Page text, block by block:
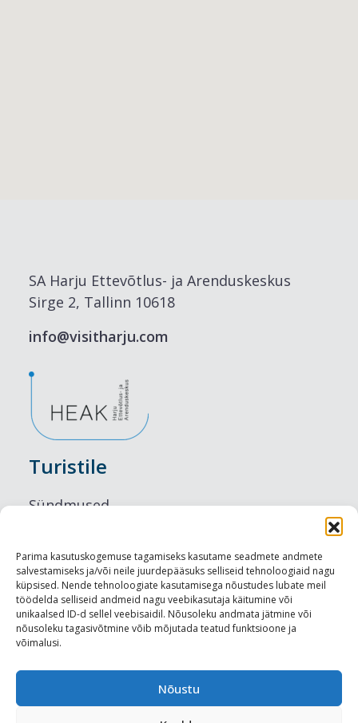
Parima kasutuskogemuse tagamiseks kasutame seadmete andmete
salvestamiseks ja/või neile juurdepääsuks selliseid tehnoloogiaid nagu
küpsised. Nende tehnoloogiate kasutamisega nõustudes lubate meil
töödelda selliseid andmeid nagu veebikasutaja käitumine või
unikaalsed ID-d sellel veebisaidil. Nõusoleku andmata jätmine või
nõusoleku tagasivõtmine võib mõjutada teatud funktsioone ja
võimalusi.
Nõustu
SA Harju Ettevõtlus- ja Arenduskeskus
Sirge 2, Tallinn 10618
info@visitharju.com
Turistile
Sündmused
Maitseelamused
Vaatamisväärsused
Visit Tallinn
Turismiprofessionaalile